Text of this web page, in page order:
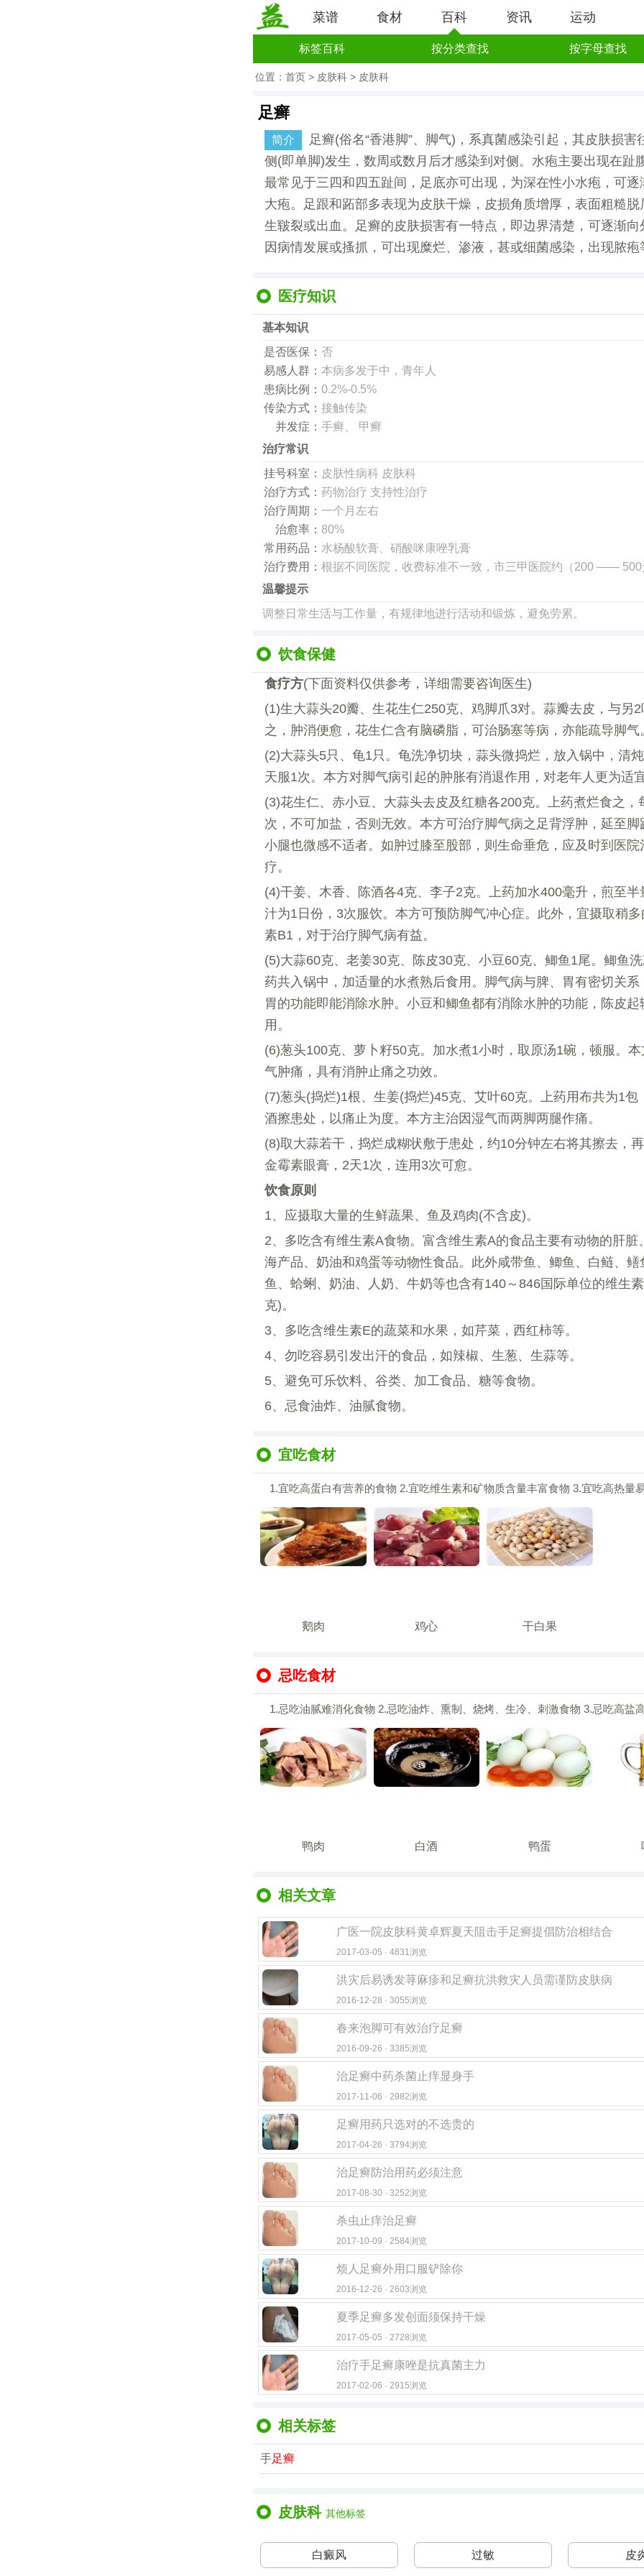
菜谱 食材 百科 资讯 运动
标签百科 按分类查找 按字母查找
位置： 首页 > 皮肤科 > 皮肤科
足癣
简介
足癣(俗名“香港脚”、脚气)，系真菌感染引起，其皮肤损害
侧(即单脚)发生，数周或数月后才感染到对侧。水疱主要出现在趾
最常见于三四和四五趾间，足底亦可出现，为深在性小水疱，可逐
大疱。足跟和跖部多表现为皮肤干燥，皮损角质增厚，表面粗糙脱
生皲裂或出血。足癣的皮肤损害有一特点，即边界清楚，可逐渐向
因病情发展或搔抓，可出现糜烂、渗液，甚或细菌感染，出现脓疱
医疗知识
基本知识
是否医保： 否
易感人群： 本病多发于中，青年人
患病比例： 0.2%-0.5%
传染方式： 接触传染
并发症： 手癣、 甲癣
治疗常识
挂号科室： 皮肤性病科 皮肤科
治疗方式： 药物治疗 支持性治疗
治疗周期： 一个月左右
治愈率： 80%
常用药品： 水杨酸软膏、硝酸咪康唑乳膏
治疗费用： 根据不同医院，收费标准不一致，市三甲医院约（200 —— 500
温馨提示
调整日常生活与工作量，有规律地进行活动和锻炼，避免劳累。
饮食保健
食疗方(下面资料仅供参考，详细需要咨询医生)
(1)生大蒜头20瓣、生花生仁250克、鸡脚爪3对。蒜瓣去皮，与另
之，肿消便愈，花生仁含有脑磷脂，可治肠塞等病，亦能疏导
(2)大蒜头5只、龟1只。龟洗净切块，蒜头微捣烂，放入锅中，清
天服1次。本方对脚气病引起的肿胀有消退作用，对老年人更
(3)花生仁、赤小豆、大蒜头去皮及红糖各200克。上药煮烂食之，
次，不可加盐，否则无效。本方可治疗脚气病之足背浮肿，延至脚
小腿也微感不适者。如肿过膝至股部，则生命垂危，应及时到医院
疗。
(4)干姜、木香、陈酒各4克、李子2克。上药加水400毫升，煎至半
汁为1日份，3次服饮。本方可预防脚气冲心症。此外，宜摄取稍
素B1，对于治疗脚气病有益。
(5)大蒜60克、老姜30克、陈皮30克、小豆60克、鲫鱼1尾。鲫鱼
药共入锅中，加适量的水煮熟后食用。脚气病与脾、胃有密切关系
胃的功能即能消除水肿。小豆和鲫鱼都有消除水肿的功能，陈皮起
用。
(6)葱头100克、萝卜籽50克。加水煮1小时，取原汤1碗，顿服。
气肿痛，具有消肿止痛之功效。
(7)葱头(捣烂)1根、生姜(捣烂)45克、艾叶60克。上药用布共为1包
酒擦患处，以痛止为度。本方主治因湿气而两脚两腿作痛。
(8)取大蒜若干，捣烂成糊状敷于患处，约10分钟左右将其擦去，
金霉素眼膏，2天1次，连用3次可愈。
饮食原则
1、应摄取大量的生鲜蔬果、鱼及鸡肉(不含皮)。
2、多吃含有维生素A食物。富含维生素A的食品主要有动物的肝脏
海产品、奶油和鸡蛋等动物性食品。此外咸带鱼、鲫鱼、白鲢、鳝
鱼、蛤蜊、奶油、人奶、牛奶等也含有140～846国际单位的维生
克)。
3、多吃含维生素E的蔬菜和水果，如芹菜，西红柿等。
4、勿吃容易引发出汗的食品，如辣椒、生葱、生蒜等。
5、避免可乐饮料、谷类、加工食品、糖等食物。
6、忌食油炸、油腻食物。
宜吃食材
1.宜吃高蛋白有营养的食物 2.宜吃维生素和矿物质含量丰富食物 3.宜吃高热量
鹅肉 鸡心 干白果
忌吃食材
1.忌吃油腻难消化食物 2.忌吃油炸、熏制、烧烤、生冷、刺激食物 3.忌吃高盐
鸭肉 白酒 鸭蛋
相关文章
广医一院皮肤科黄卓辉夏天阻击手足癣提倡防治相结合
2017-03-05 · 4831浏览
洪灾后易诱发荨麻疹和足癣抗洪救灾人员需谨防皮肤病
2016-12-28 · 3055浏览
春来泡脚可有效治疗足癣
2016-09-26 · 3385浏览
治足癣中药杀菌止痒显身手
2017-11-06 · 2982浏览
足癣用药只选对的不选贵的
2017-04-26 · 3794浏览
治足癣防治用药必须注意
2017-08-30 · 3252浏览
杀虫止痒治足癣
2017-10-09 · 2584浏览
烦人足癣外用口服铲除你
2016-12-26 · 2603浏览
夏季足癣多发创面须保持干燥
2017-05-05 · 2728浏览
治疗手足癣康唑是抗真菌主力
2017-02-06 · 2915浏览
相关标签
手足癣
皮肤科 其他标签
白癜风 过敏 皮